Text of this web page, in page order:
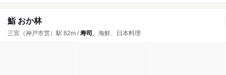
鮨 おか林
三宮（神戸市営）駅 82m /寿司 、海鮮、日本料理